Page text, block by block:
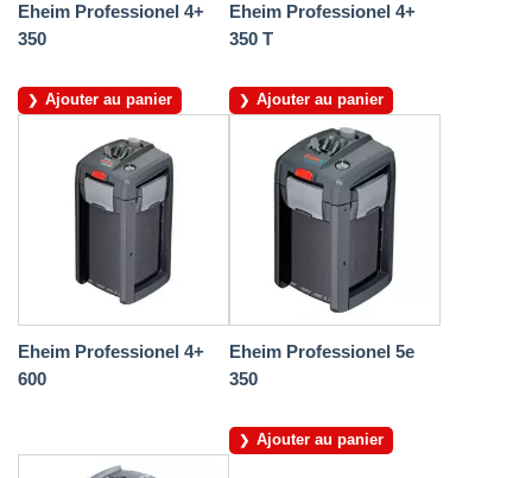
Eheim Professionel 4+
350
Ajouter au panier
Eheim Professionel 4+
350 T
Ajouter au panier
Eheim Professionel 4+
600
Eheim Professionel 5e
350
Ajouter au panier